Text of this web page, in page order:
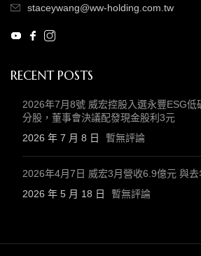
staceywang@ww-holding.com.tw
RECENT POSTS
2026年7月8號 威宏控股入選永豐ESG
分股，董事會決議配發現金股利3元
2026 年 7 月 8 日
暫無評論
2026年4月7日 威宏3月營收6.9億元 與去
2026 年 5 月 18 日
暫無評論